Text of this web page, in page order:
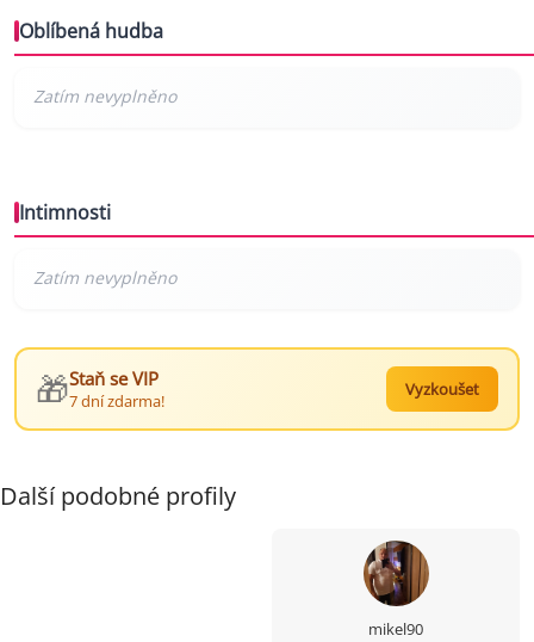
Oblíbená hudba
Intimnosti
🎁Staň se VIP
7 dní zdarma!
Vyzkoušet
Další podobné profily
mikel90